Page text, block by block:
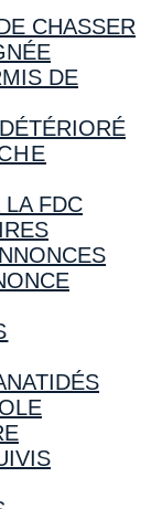
CHASSER
DE
LA FDC